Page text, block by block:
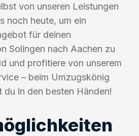
von unseren Leistungen
noch heute, um ein
für deinen
Solingen nach Aachen zu
und profitiere von unserem
– beim Umzugskönig
du in den besten Händen!